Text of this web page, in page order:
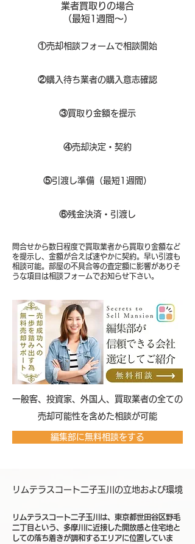
業者買取りの場合
（​最短1週間～）
①​売却相談フォームで相談開始
②購入待ち業者の購入意志確認
③買取り金額を提示
④売却決定・契約
⑤引渡し準備（最短1週間）
⑥残金決済・引渡し
問合せから数日程度で買取業者から買取り金額など
を提示し、金額が合えば速やかに契約。早い引渡も
相談可能。部屋の不具合等の査定額に影響がありそ
うな項目は相談フォームでお知らせ下さい。
​一般客、投資家、外国人、買取業者の全ての
売却可能性を含めた相談が可能
編集部に無料相談をする
リムテラスコート二子玉川の立地および環境
リムテラスコート二子玉川は、東京都世田谷区野毛
二丁目という、多摩川に近接した開放感と住宅地と
しての落ち着きが調和するエリアに位置していま